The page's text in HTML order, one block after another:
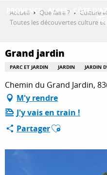
QUE FAIRE ?
SÉJOURNER
ESPACE PRO
Accueil Que faire ?
Culture
Toutes les découvertes culture
Grand jardin
PARC ET JARDIN JARDIN JARDIN
Chemin du Grand Jardin,
M'y rendre
J'y vais en train !
PartagerAjouter aux